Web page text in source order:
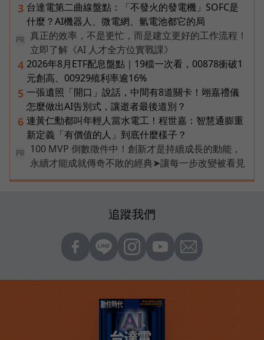
3 台達電第二曲線盤點：「不發火的發電機」SOFC是
什麼？AI機器人、微電網、氫電池都它的局
PR
真正的效率，不是更忙，而是建立更好的工作流程！
立即了解《AI 人才全方位實戰課》
4 2026年8月ETF配息盤點｜19檔一次看，00878衝破1
元創高、00929殖利率逾16%
5 一張遺照「開口」說話，中間有8道關卡！翊嘉禮儀
怎麼做出AI告別式，讓逝者最後道別？
6 連黃仁勳都叫年輕人當水電工！程世嘉：智慧通膨重
新定義「有價值的人」到底什麼樣子？
PR
100 MVP 倒數徵件中！創新才是持續成長的動能，
永續才能成就傳奇不敗的經典➤讓每一步改變被看見
追蹤我們